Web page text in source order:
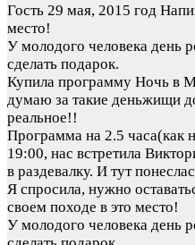
Гость 29 мая, 2015 год
место!
У молодого человека день
сделать подарок.
Купила программу Ночь в
думаю за такие деньжищи
реальное!!
Программа на 2.5 часа(как
19:00, нас встретила
в раздевалку. И тут
Я спросила, нужно
своем походе в это место!
У молодого человека день